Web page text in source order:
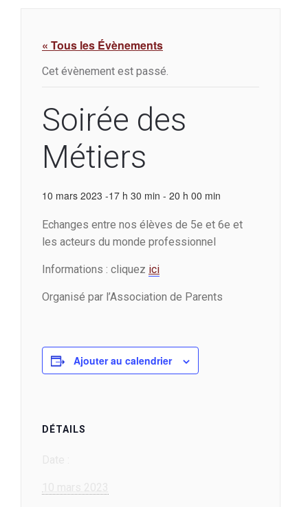
« Tous les Évènements
Cet évènement est passé.
Soirée des
Métiers
10 mars 2023 -17 h 30 min - 20 h 00 min
Echanges entre nos élèves de 5e et 6e et
les acteurs du monde professionnel
Informations : cliquez ici
Organisé par l’Association de Parents
Ajouter au calendrier
DÉTAILS